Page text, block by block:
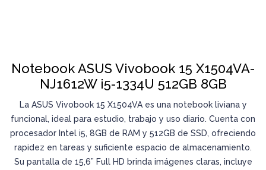
Notebook ASUS Vivobook 15 X1504VA-
NJ1612W i5-1334U 512GB 8GB
La ASUS Vivobook 15 X1504VA es una notebook liviana y
funcional, ideal para estudio, trabajo y uso diario. Cuenta con
procesador Intel i5, 8GB de RAM y 512GB de SSD, ofreciendo
rapidez en tareas y suficiente espacio de almacenamiento.
Su pantalla de 15,6” Full HD brinda imágenes claras, incluye